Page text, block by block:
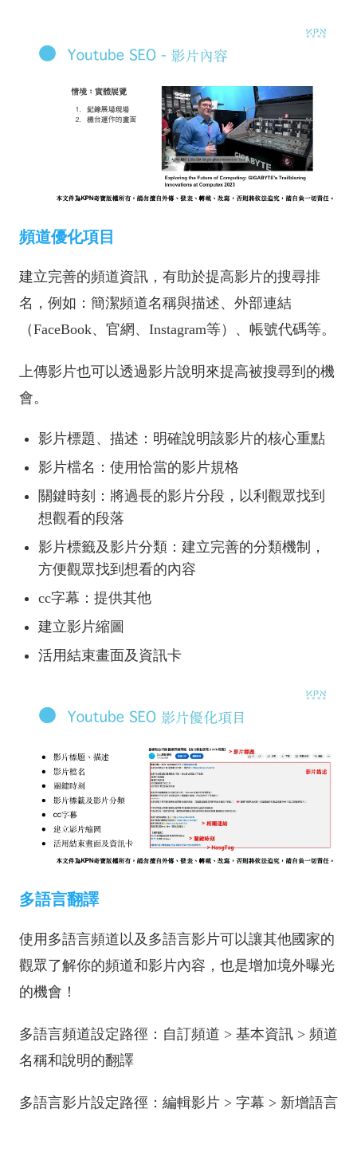
頻道優化項目
建立完善的頻道資訊，有助於提高影片的搜尋排
名，例如：簡潔頻道名稱與描述、外部連結
（FaceBook、官網、Instagram等）、帳號代碼等。
上傳影片也可以透過影片說明來提高被搜尋到的機
會。
影片標題、描述：明確說明該影片的核心重點
影片檔名：使用恰當的影片規格
關鍵時刻：將過長的影片分段，以利觀眾找到
想觀看的段落
影片標籤及影片分類：建立完善的分類機制，
方便觀眾找到想看的內容
cc字幕：提供其他
建立影片縮圖
活用結束畫面及資訊卡
多語言翻譯
使用多語言頻道以及多語言影片可以讓其他國家的
觀眾了解你的頻道和影片內容，也是增加境外曝光
的機會！
多語言頻道設定路徑：自訂頻道 > 基本資訊 > 頻道
名稱和說明的翻譯
多語言影片設定路徑：編輯影片 > 字幕 > 新增語言